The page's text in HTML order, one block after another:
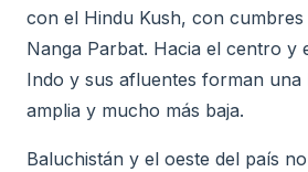
con el Hindu Kush, con
Nanga Parbat. Hacia el centro y
Indo y sus afluentes forman una
amplia y mucho más baja.
Baluchistán y el oeste del país